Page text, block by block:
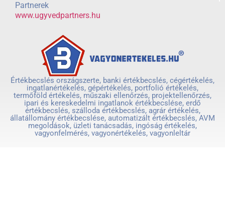
Partnerek
www.ugyvedpartners.hu
Értékbecslés országszerte, banki értékbecslés, cégértékelés,
ingatlanértékelés, gépértékelés, portfolió értékelés,
termőföld értékelés, műszaki ellenőrzés, projektellenőrzés,
ipari és kereskedelmi ingatlanok értékbecslése, erdő
értékbecslés, szálloda értékbecslés, agrár értékelés,
állatállomány értékbecslése, automatizált értékbecslés, AVM
megoldások, üzleti tanácsadás, ingóság értékelés,
vagyonfelmérés, vagyonértékelés, vagyonleltár